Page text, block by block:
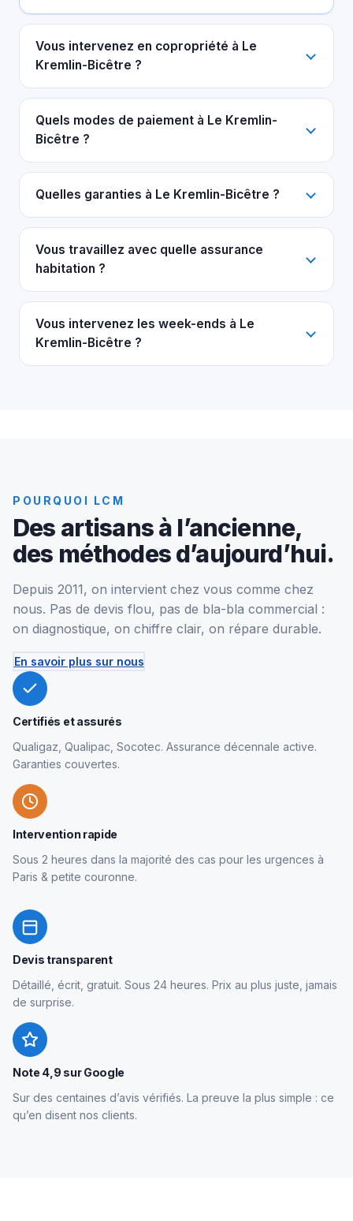
Vous intervenez en copropriété à Le
Kremlin-Bicêtre ?
Quels modes de paiement à Le Kremlin-
Bicêtre ?
Quelles garanties à Le Kremlin-Bicêtre ?
Vous travaillez avec quelle assurance
habitation ?
Vous intervenez les week-ends à Le
Kremlin-Bicêtre ?
POURQUOI LCM
Des artisans à l’ancienne,
des méthodes d’aujourd’hui.
Depuis 2011, on intervient chez vous comme chez
nous. Pas de devis flou, pas de bla-bla commercial :
on diagnostique, on chiffre clair, on répare durable.
En savoir plus sur nous
Certifiés et assurés
Qualigaz, Qualipac, Socotec. Assurance décennale active.
Garanties couvertes.
Intervention rapide
Sous 2 heures dans la majorité des cas pour les urgences à
Paris & petite couronne.
Devis transparent
Détaillé, écrit, gratuit. Sous 24 heures. Prix au plus juste, jamais
de surprise.
Note 4,9 sur Google
Sur des centaines d’avis vérifiés. La preuve la plus simple : ce
qu’en disent nos clients.